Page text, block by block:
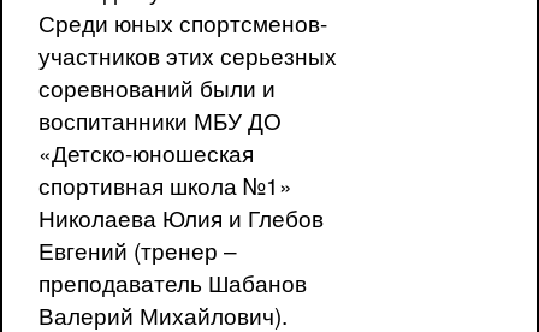
Среди юных спортсменов-
участников этих серьезных
соревнований были и
воспитанники МБУ ДО
«Детско-юношеская
спортивная школа №1»
Николаева Юлия и Глебов
Евгений (тренер –
преподаватель Шабанов
Валерий Михайлович).